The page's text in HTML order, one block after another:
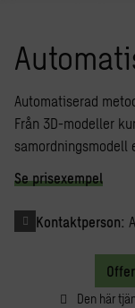
Automatiserad
Från 3D-modeller
samordningsmodell
Se prisexempel
Kontaktperson:
Den här